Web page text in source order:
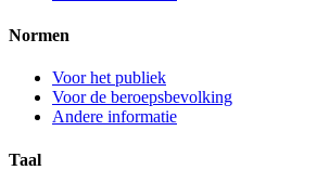
Normen
Voor het publiek
Voor de beroepsbevolking
Andere informatie
Taal